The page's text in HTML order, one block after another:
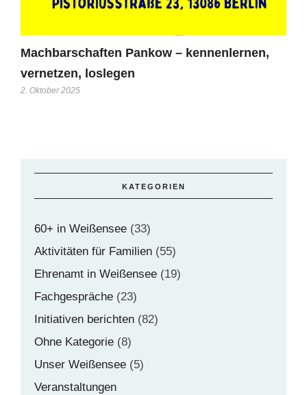
Machbarschaften Pankow – kennenlernen,
vernetzen, loslegen
2. Oktober 2025
KATEGORIEN
60+ in Weißensee (33)
Aktivitäten für Familien (55)
Ehrenamt in Weißensee (19)
Fachgespräche (23)
Initiativen berichten (82)
Ohne Kategorie (8)
Unser Weißensee (5)
Veranstaltungen